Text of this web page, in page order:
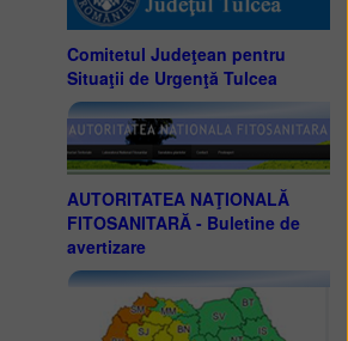
Comitetul Judeţean pentru
Situaţii de Urgenţă Tulcea
AUTORITATEA NAŢIONALĂ
FITOSANITARĂ - Buletine de
avertizare